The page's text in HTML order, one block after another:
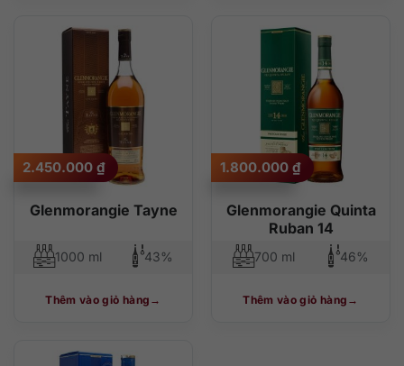
Glenmorangie Tayne
2.450.000 ₫
1000 ml 43%
Thêm vào giỏ hàng
Glenmorangie Quinta
Ruban 14
1.800.000 ₫
700 ml 46%
Thêm vào giỏ hàng